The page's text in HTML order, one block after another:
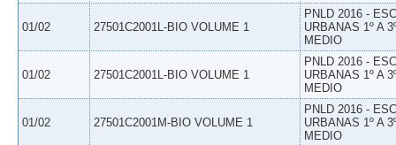
01/02 27501C2001L-BIO VOLUME 1
PNLD 2016 -
URBANAS 1º A
MEDIO
01/02 27501C2001L-BIO VOLUME 1
PNLD 2016 -
URBANAS 1º A
MEDIO
01/02 27501C2001M-BIO VOLUME 1
PNLD 2016 -
URBANAS 1º A
MEDIO